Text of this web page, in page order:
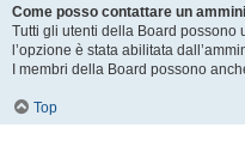
Come posso contattare un
Tutti gli utenti della Board possono
l’opzione è stata abilitata
I membri della Board possono
Top